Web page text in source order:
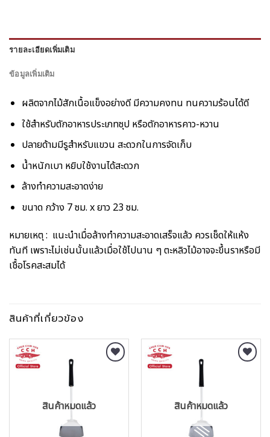
รายละเอียดเพิ่มเติม
ข้อมูลเพิ่มเติม
ผลิตจากไม้สักเนื้อแข็งอย่างดี มีความคงทน ทนความร้อนได้ดี
ใช้สำหรับตักอาหารประเภทซุป หรือตักอาหารคาว-หวาน
ปลายด้ามมีรูสำหรับแขวน สะดวกในการจัดเก็บ
น้ำหนักเบา หยิบใช้งานได้สะดวก
ล้างทำความสะอาดง่าย
ขนาด กว้าง 7 ซม. x ยาว 23 ซม.
หมายเหตุ : แนะนำเมื่อล้างทำความสะอาดเสร็จแล้ว ควรเช็ดให้แห้ง
ทันที เพราะไม่เช่นนั้นแล้วเมื่อใช้ไปนาน ๆ ตะหลิวไม้อาจจะขึ้นราหรือมี
เชื้อโรคสะสมได้
สินค้าที่เกี่ยวข้อง
สินค้าหมดแล้ว สินค้าหมดแล้ว